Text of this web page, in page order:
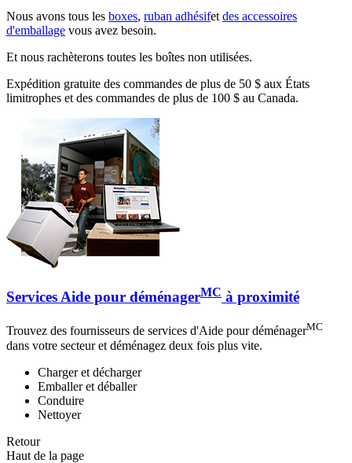
Nous avons tous les boxes, ruban adhésifet des accessoires
d'emballage vous avez besoin.
Et nous rachèterons toutes les boîtes non utilisées.
Expédition gratuite des commandes de plus de 50 $ aux États
limitrophes et des commandes de plus de 100 $ au Canada.
Services Aide pour déménagerMC à proximité
Trouvez des fournisseurs de services d'Aide pour déménagerMC
dans votre secteur et déménagez deux fois plus vite.
Charger et décharger
Emballer et déballer
Conduire
Nettoyer
Retour
Haut de la page